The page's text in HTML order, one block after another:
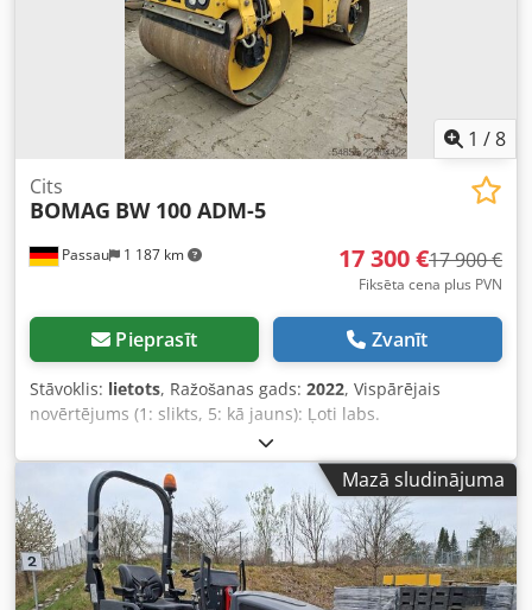
1 /8
Passau 1 187 km
Cits
BOMAG BW 100 ADM-5
17 300 €17 900 €
Fiksēta cena plus PVN
Pieprasīt Zvanīt
Stāvoklis: lietots, Ražošanas gads: 2022, Vispārējais
novērtējums (1: slikts, 5: kā jauns): Ļoti labs.
Dcjdpfxezkzzho Alyjk ---- UVV – jauns!
Mazā sludinājuma